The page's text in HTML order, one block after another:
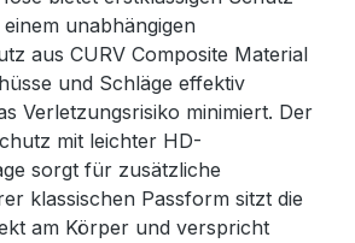
unabhängigen
aus CURV Composite Material
und Schläge effektiv
Verletzungsrisiko minimiert. Der
mit leichter HD-
sorgt für zusätzliche
klassischen Passform sitzt die
am Körper und verspricht